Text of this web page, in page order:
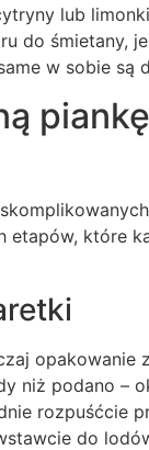
lub
śmietany,
w sobie są
etapów, które
opakowanie
niż podano –
rozpuśćcie
do